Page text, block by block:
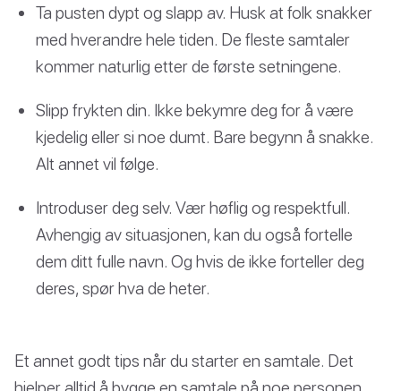
Ta pusten dypt og slapp av. Husk at folk snakker
med hverandre hele tiden. De fleste samtaler
kommer naturlig etter de første setningene.
Slipp frykten din. Ikke bekymre deg for å være
kjedelig eller si noe dumt. Bare begynn å snakke.
Alt annet vil følge.
Introduser deg selv. Vær høflig og respektfull.
Avhengig av situasjonen, kan du også fortelle
dem ditt fulle navn. Og hvis de ikke forteller deg
deres, spør hva de heter.
Et annet godt tips når du starter en samtale. Det